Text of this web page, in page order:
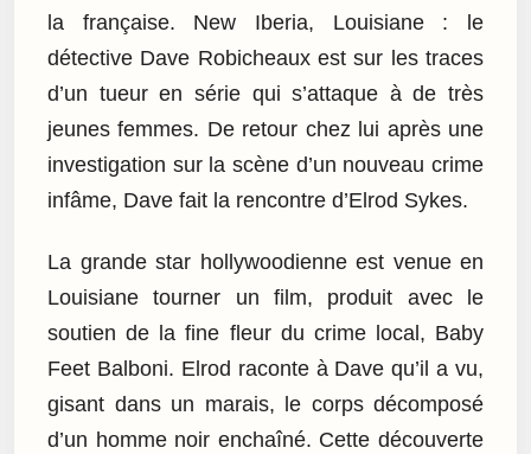
la française. New Iberia, Louisiane : le
détective Dave Robicheaux est sur les traces
d’un tueur en série qui s’attaque à de très
jeunes femmes. De retour chez lui après une
investigation sur la scène d’un nouveau crime
infâme, Dave fait la rencontre d’Elrod Sykes.
La grande star hollywoodienne est venue en
Louisiane tourner un film, produit avec le
soutien de la fine fleur du crime local, Baby
Feet Balboni. Elrod raconte à Dave qu’il a vu,
gisant dans un marais, le corps décomposé
d’un homme noir enchaîné. Cette découverte